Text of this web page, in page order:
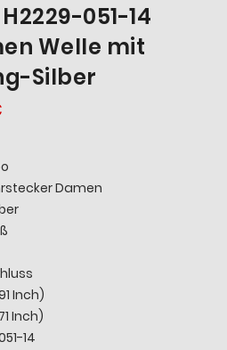
051-14
Welle mit
Silber
Damen
Inch)
Inch)
14